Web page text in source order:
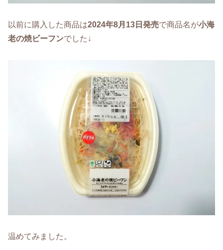
以前に購入した商品は2024年8月13日発売で商品名が小海
老の焼ビーフンでした↓
温めてみました。